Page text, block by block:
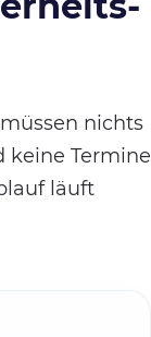
nichts
keine Termine
läuft